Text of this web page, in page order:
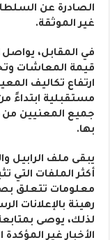
الصادرة عن
غير الموثقة.
في المقابل، يواصل
قيمة المعاشات
ارتفاع تكاليف
مستقبلية ابتداءً
جميع المعنيين من
بها.
يبقى ملف الرابيل
أكثر الملفات التي
معلومات تتعلق
رهينة بالإعلانات
لذلك، يوصى
الأخبار غير